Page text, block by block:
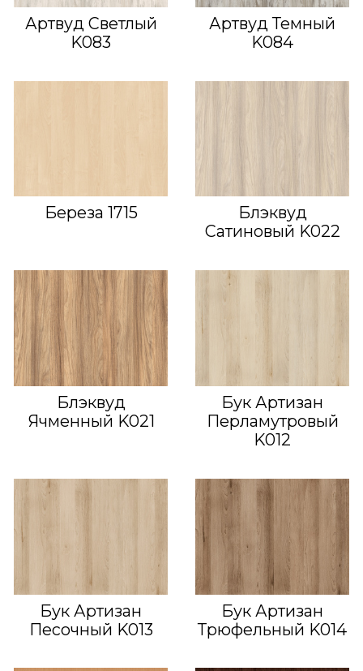
Артвуд Светлый
K083
Артвуд Темный
K084
Береза 1715
Блэквуд
Сатиновый K022
Блэквуд
Ячменный K021
Бук Артизан
Перламутровый
K012
Бук Артизан
Песочный K013
Бук Артизан
Трюфельный K014